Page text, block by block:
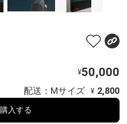
¥50,000
配送：Mサイズ ¥ 2,800
購入する